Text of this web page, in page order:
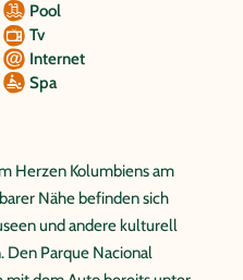
Pool
Tv
Internet
Spa
Herzen Kolumbiens am
Nähe befinden sich
und andere kulturell
Den Parque Nacional